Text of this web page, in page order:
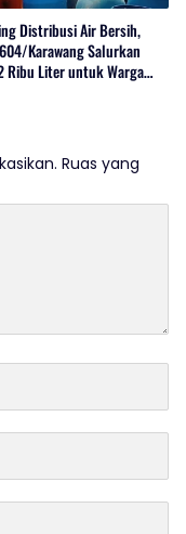
Distribusi Air Bersih,
Karawang Salurkan
Ribu Liter untuk Warga
Ruas yang